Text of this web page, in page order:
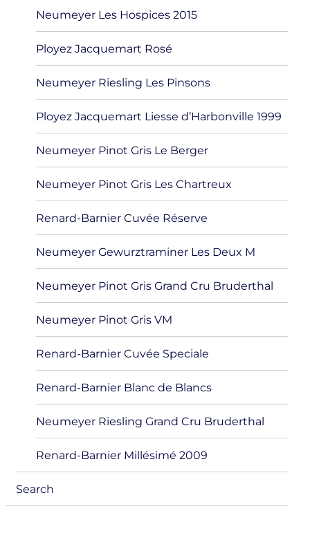
Neumeyer Les Hospices 2015
Ployez Jacquemart Rosé
Neumeyer Riesling Les Pinsons
Ployez Jacquemart Liesse d’Harbonville 1999
Neumeyer Pinot Gris Le Berger
Neumeyer Pinot Gris Les Chartreux
Renard-Barnier Cuvée Réserve
Neumeyer Gewurztraminer Les Deux M
Neumeyer Pinot Gris Grand Cru Bruderthal
Neumeyer Pinot Gris VM
Renard-Barnier Cuvée Speciale
Renard-Barnier Blanc de Blancs
Neumeyer Riesling Grand Cru Bruderthal
Renard-Barnier Millésimé 2009
Search